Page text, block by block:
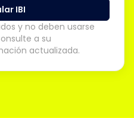
IBI
y no deben usarse
a su
actualizada.